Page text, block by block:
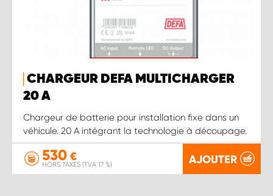
CHARGEUR DEFA MULTICHARGER
20 A
Chargeur de batterie pour installation fixe dans un
véhicule. 20 A intégrant la technologie à découpage.
530 €
HORS TAXES (TVA 17 %) AJOUTER